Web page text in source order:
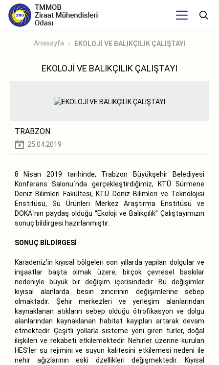
Anasayfa EKOLOJİ VE BALIKÇILIK ÇALIŞTAYI
EKOLOJİ VE BALIKÇILIK ÇALIŞTAYI
TRABZON
25.04.2019
8 Nisan 2019 tarihinde, Trabzon Büyükşehir Belediyesi
Konferans Salonu`nda gerçekleştirdiğimiz, KTÜ Sürmene
Deniz Bilimleri Fakültesi, KTÜ Deniz Bilimleri ve Teknolojisi
Enstitüsü, Su Ürünleri Merkez Araştırma Enstitüsü ve
DOKA`nın paydaş olduğu “Ekoloji ve Balıkçılık” Çalıştayımızın
sonuç bildirgesi hazırlanmıştır.
SONUÇ BİLDİRGESİ
Karadeniz’in kıyısal bölgeleri son yıllarda yapılan dolgular ve
inşaatlar başta olmak üzere, birçok çevresel baskılar
nedeniyle büyük bir değişim içerisindedir. Bu değişimler
kıyısal alanlarda besin zincirinin değişimlerine sebep
olmaktadır. Şehir merkezleri ve yerleşim alanlarından
kaynaklanan atıkların sebep olduğu ötrofikasyon ve dolgu
alanlarından kaynaklanan habitat kayıpları artarak devam
etmektedir. Çeşitli yollarla sisteme yeni giren türler, doğal
ilişkileri ve rekabeti etkilemektedir. Nehirler üzerine kurulan
HES’ler su rejimini ve suyun kalitesini etkilemesi nedeni ile
nehir ağızlarının eski özellikleri değişmektedir. Kıyısal